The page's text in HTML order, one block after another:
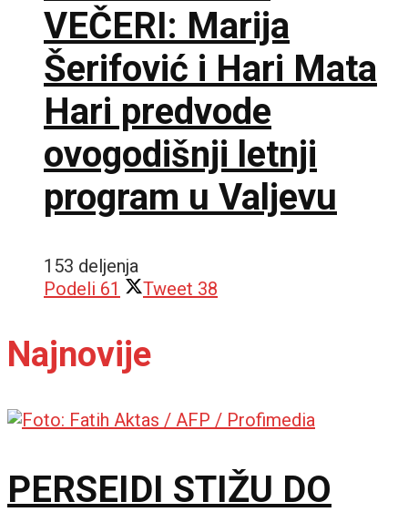
VEČERI: Marija
Šerifović i Hari Mata
Hari predvode
ovogodišnji letnji
program u Valjevu
153 deljenja
Podeli 61 Tweet 38
Najnovije
PERSEIDI STIŽU DO